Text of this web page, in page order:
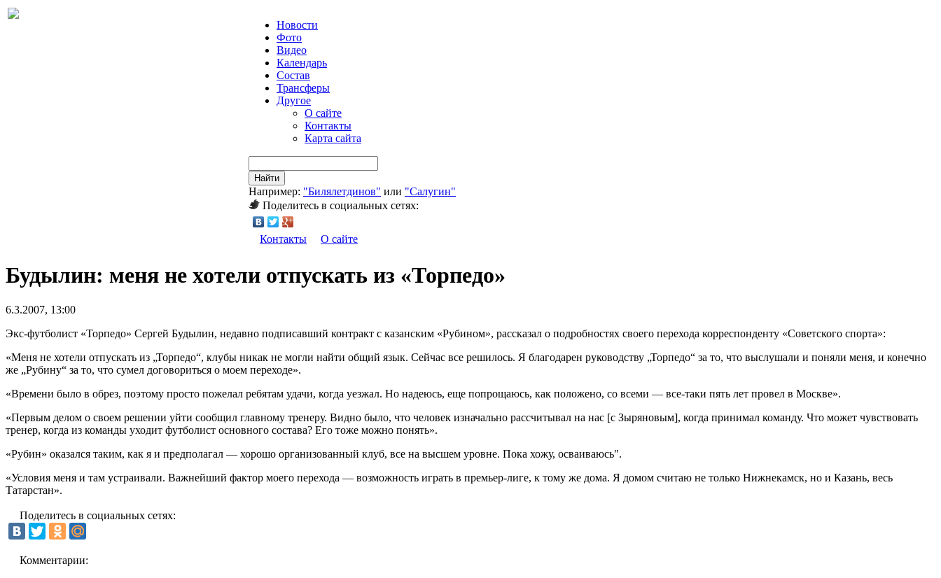
Новости
Фото
Видео
Календарь
Состав
Трансферы
Другое
О сайте
Контакты
Карта сайта
Найти
Например: "Билялетдинов" или "Салугин"
Поделитесь в социальных сетях:
Контакты О сайте
Будылин: меня не хотели отпускать из «Торпедо»
6.3.2007, 13:00
Экс-футболист «Торпедо» Сергей Будылин, недавно подписавший контракт с казанским «Рубином», рассказал о подробностях своего перехода корреспонденту «Советского спорта»:
«Меня не хотели отпускать из „Торпедо“, клубы никак не могли найти общий язык. Сейчас все решилось. Я благодарен руководству „Торпедо“ за то, что выслушали и поняли меня, и конечно
же „Рубину“ за то, что сумел договориться о моем переходе».
«Времени было в обрез, поэтому просто пожелал ребятам удачи, когда уезжал. Но надеюсь, еще попрощаюсь, как положено, со всеми — все-таки пять лет провел в Москве».
«Первым делом о своем решении уйти сообщил главному тренеру. Видно было, что человек изначально рассчитывал на нас [с Зыряновым], когда принимал команду. Что может чувствовать
тренер, когда из команды уходит футболист основного состава? Его тоже можно понять».
«Рубин» оказался таким, как я и предполагал — хорошо организованный клуб, все на высшем уровне. Пока хожу, осваиваюсь".
«Условия меня и там устраивали. Важнейший фактор моего перехода — возможность играть в премьер-лиге, к тому же дома. Я домом считаю не только Нижнекамск, но и Казань, весь
Татарстан».
Поделитесь в социальных сетях:
Комментарии: